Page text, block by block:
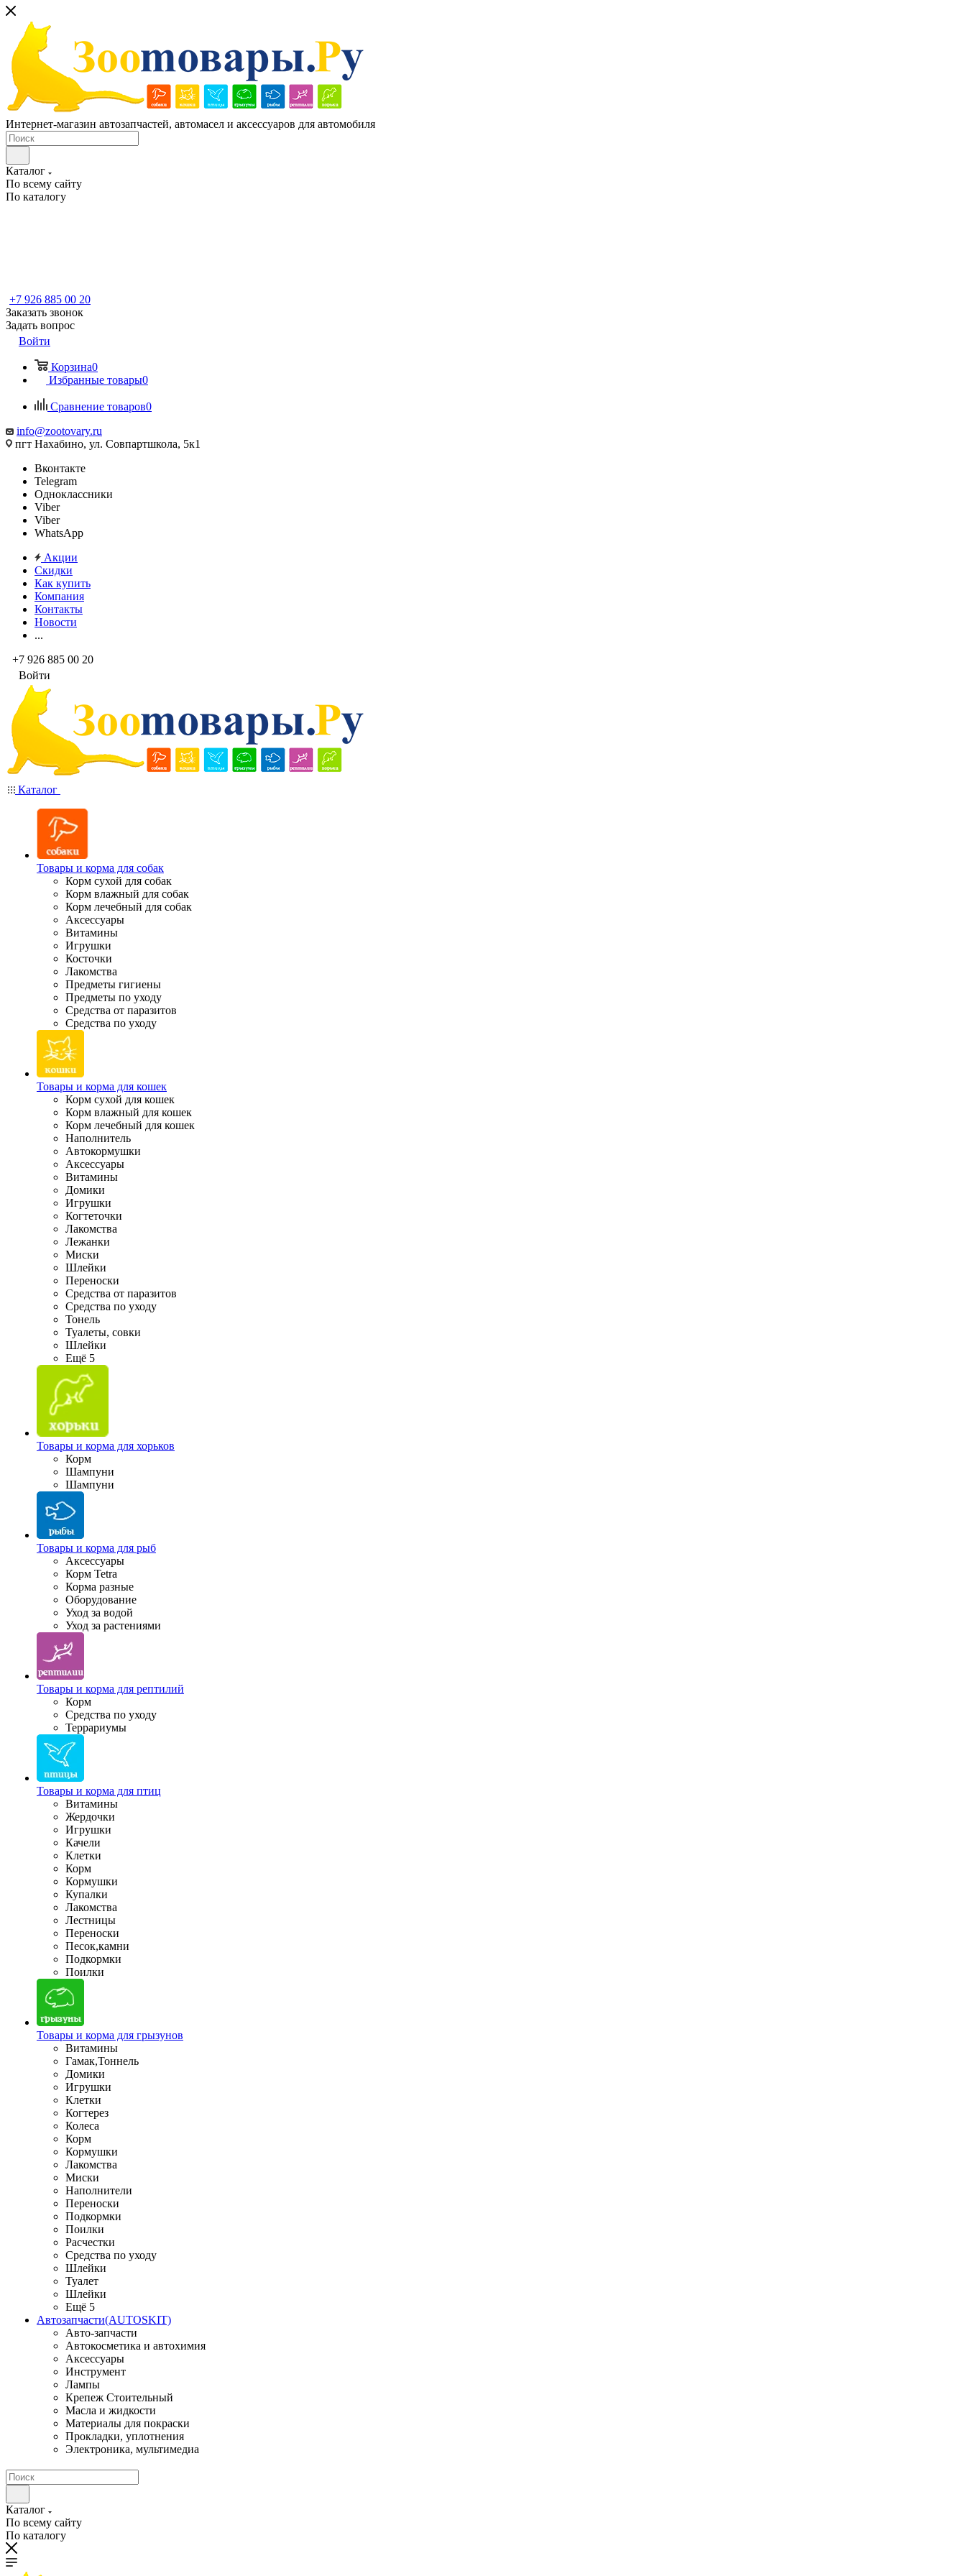
Интернет-магазин автозапчастей, автомасел и аксессуаров для автомобиля
Каталог
По всему сайту
По каталогу
+7 926 885 00 20
Заказать звонок
Задать вопрос
Войти
Корзина0
Избранные товары0
Сравнение товаров0
info@zootovary.ru
пгт Нахабино, ул. Совпартшкола, 5к1
Вконтакте
Telegram
Одноклассники
Viber
Viber
WhatsApp
Акции
Скидки
Как купить
Компания
Контакты
Новости
...
+7 926 885 00 20
Войти
Каталог
Товары и корма для собак
Корм сухой для собак
Корм влажный для собак
Корм лечебный для собак
Аксессуары
Витамины
Игрушки
Косточки
Лакомства
Предметы гигиены
Предметы по уходу
Средства от паразитов
Средства по уходу
Товары и корма для кошек
Корм сухой для кошек
Корм влажный для кошек
Корм лечебный для кошек
Наполнитель
Автокормушки
Аксессуары
Витамины
Домики
Игрушки
Когтеточки
Лакомства
Лежанки
Миски
Шлейки
Переноски
Средства от паразитов
Средства по уходу
Тонель
Туалеты, совки
Шлейки
Ещё 5
Товары и корма для хорьков
Корм
Шампуни
Шампуни
Товары и корма для рыб
Аксессуары
Корм Tetra
Корма разные
Оборудование
Уход за водой
Уход за растениями
Товары и корма для рептилий
Корм
Средства по уходу
Террариумы
Товары и корма для птиц
Витамины
Жердочки
Игрушки
Качели
Клетки
Корм
Кормушки
Купалки
Лакомства
Лестницы
Переноски
Песок,камни
Подкормки
Поилки
Товары и корма для грызунов
Витамины
Гамак,Тоннель
Домики
Игрушки
Клетки
Когтерез
Колеса
Корм
Кормушки
Лакомства
Миски
Наполнители
Переноски
Подкормки
Поилки
Расчестки
Средства по уходу
Шлейки
Туалет
Шлейки
Ещё 5
Автозапчасти(AUTOSKIT)
Авто-запчасти
Автокосметика и автохимия
Аксессуары
Инструмент
Лампы
Крепеж Стоительный
Масла и жидкости
Материалы для покраски
Прокладки, уплотнения
Электроника, мультимедиа
Каталог
По всему сайту
По каталогу